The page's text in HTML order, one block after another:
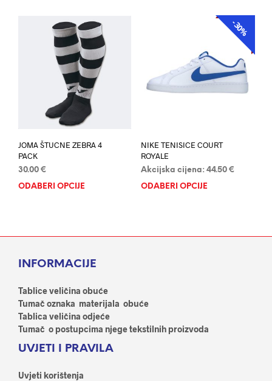
odabrati
JOMA ŠTUCNE ZEBRA 4
PACK
30.00 €
ODABERI OPCIJE
Ovaj
varijanti.
na
proizvoda
AKCIJA
-30%
NIKE TENISICE COURT
ROYALE
Akcijska cijena: 44.50 €
ODABERI OPCIJE
INFORMACIJE
Tablice veličina obuće
Tumač oznaka materijala obuće
Tablica veličina odjeće
Tumač o postupcima njege tekstilnih proizvoda
UVJETI I PRAVILA
Uvjeti korištenja